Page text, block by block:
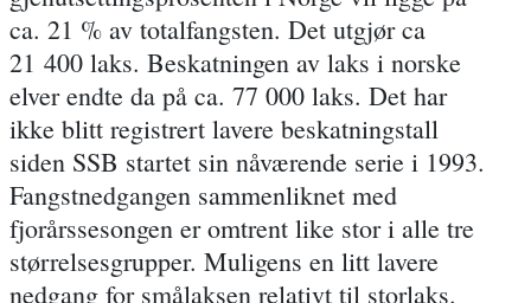
ca. 21 % av totalfangsten. Det utgjør ca
21 400 laks. Beskatningen av laks i norske
elver endte da på ca. 77 000 laks. Det har
ikke blitt registrert lavere beskatningstall
siden SSB startet sin nåværende serie i 1993.
Fangstnedgangen sammenliknet med
fjorårssesongen er omtrent like stor i alle tre
størrelsesgrupper. Muligens en litt lavere
nedgang for smålaksen relativt til storlaks.